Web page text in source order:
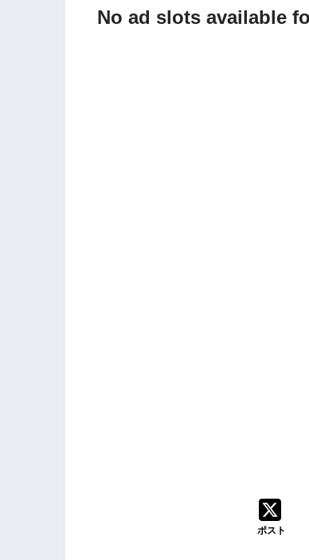
No ad slots available
ポスト